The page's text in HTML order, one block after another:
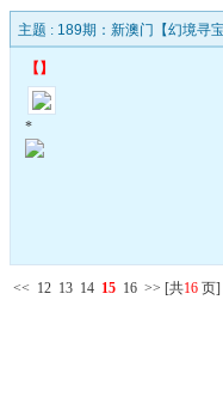
主题 : 189期：新澳门【幻境
【 】
*
<< 12 13 14 15 16 >> [共16